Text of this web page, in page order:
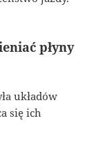
płyny
układów
się ich